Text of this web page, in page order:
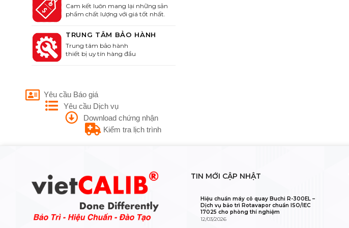
Cam kết luôn mang lại những sản
phẩm chất lượng với giá tốt nhất.
TRUNG TÂM BẢO HÀNH
Trung tâm bảo hành
thiết bị uy tín hàng đầu
Yêu cầu Báo giá
Yêu cầu Dịch vụ
Download chứng nhận
Kiểm tra lịch trình
TIN MỚI CẬP NHẬT
Hiệu chuẩn máy cô quay Buchi R-300EL –
Dịch vụ bảo trì Rotavapor chuẩn ISO/IEC
17025 cho phòng thí nghiệm
12/03/2026